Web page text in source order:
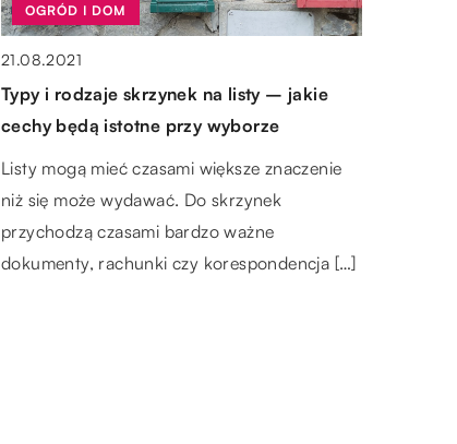
OGRÓD I DOM
15.10.2019
Najlepsze płytki do łazienki
Nowoczesna łazienka powinna zapewniać
wysoką funkcjonalność oraz wygodę
użytkowania dla wszystkich domowników.
Mamy obecnie w sklepach z wyposażeniem
OGRÓD I DOM
21.08.2021
Typy i rodzaje skrzynek na listy – jakie
cechy będą istotne przy wyborze
Listy mogą mieć czasami większe znaczenie
niż się może wydawać. Do skrzynek
przychodzą czasami bardzo ważne
dokumenty, rachunki czy korespondencja […]
16.01.2020
Z jakiego zegarka ucieszy się Twój facet?
Zegarek to idealny pomysł na prezent dla
każdego mężczyzny, ponieważ posiada
zarówno wartość użytkową, jak i
sentymentalną. W sklepach jest […]
18.11.2019
Ryba na piedestale – jak wyeksponować
akwarium?
pokoju, zamiast być tylko kolejnym, mało
znaczącym przedmiotem, musimy zadbać o
jego odpowiednią prezencję. […]